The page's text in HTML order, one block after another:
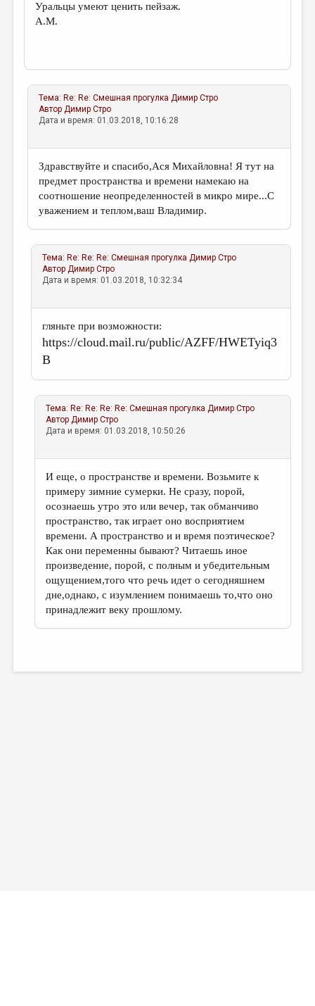
Уральцы умеют ценить пейзаж.
А.М.
Тема: Re: Re: Смешная прогулка Димир Стро
АвторДимир Стро
Дата и время: 01.03.2018, 10:16:28
Здравствуйте и спасибо,Ася Михайловна! Я тут на
предмет пространства и времени намекаю на
соотношение неопределенностей в микро мире...С
уважением и теплом,ваш Владимир.
Тема: Re: Re: Re: Смешная прогулка Димир Стро
АвторДимир Стро
Дата и время: 01.03.2018, 10:32:34
гляньте при возможности:
https://cloud.mail.ru/public/AZFF/HWETyiq3
B
Тема: Re: Re: Re: Re: Смешная прогулка Димир Стро
АвторДимир Стро
Дата и время: 01.03.2018, 10:50:26
И еще, о пространстве и времени. Возьмите к
примеру зимние сумерки. Не сразу, порой,
осознаешь утро это или вечер, так обманчиво
пространство, так играет оно восприятием
времени. А пространство и и время поэтическое?
Как они переменны бывают? Читаешь иное
произведение, порой, с полным и убедительным
ощущением,того что речь идет о сегодняшнем
дне,однако, с изумлением понимаешь то,что оно
принадлежит веку прошлому.